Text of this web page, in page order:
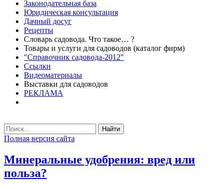
Законодательная база
Юридическая консультация
Дачный досуг
Рецепты
Словарь садовода. Что такое… ?
Товары и услуги для садоводов (каталог фирм)
"Справочник садовода-2012"
Ссылки
Видеоматериалы
Выставки для садоводов
РЕКЛАМА
Найти
Полная версия сайта
Минеральные удобрения: вред или
польза?